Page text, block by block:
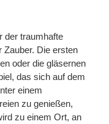
der traumhafte
Zauber. Die ersten
oder die gläsernen
das sich auf dem
einem
zu genießen,
zu einem Ort, an